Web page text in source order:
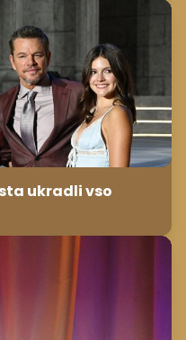
ukradli vso